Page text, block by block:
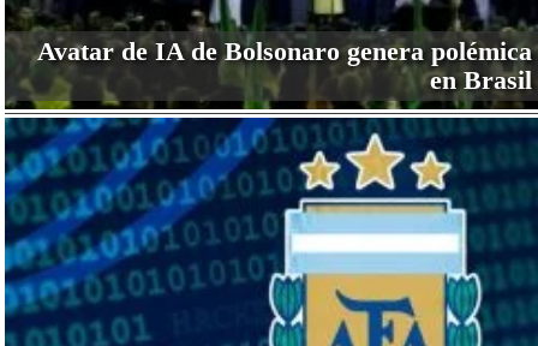
Avatar de IA de Bolsonaro genera polémica
en Brasil